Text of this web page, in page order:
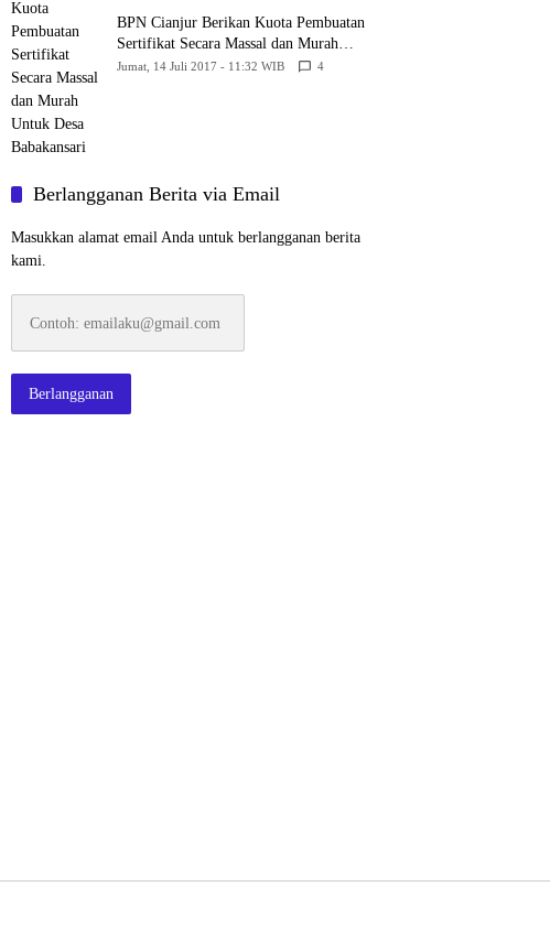
BPN Cianjur Berikan Kuota Pembuatan
Sertifikat Secara Massal dan Murah
Untuk Desa Babakansari
Jumat, 14 Juli 2017 - 11:32 WIB 4
Berlangganan Berita via Email
Masukkan alamat email Anda untuk berlangganan berita
kami.
emailaku@gmail.com
Berlangganan